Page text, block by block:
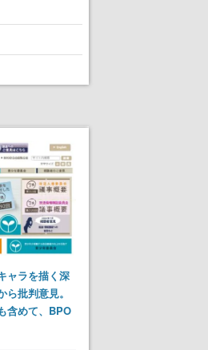
ャラを描く深
批判意見。
含めて、BPO